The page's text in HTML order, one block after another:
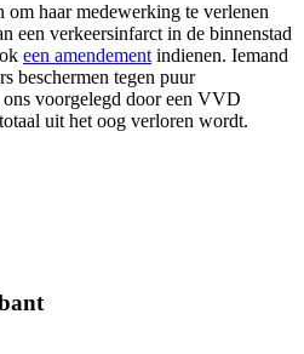
haar medewerking te verlenen
een verkeersinfarct in de binnenstad
een amendement indienen. Iemand
beschermen tegen puur
voorgelegd door een VVD
uit het oog verloren wordt.